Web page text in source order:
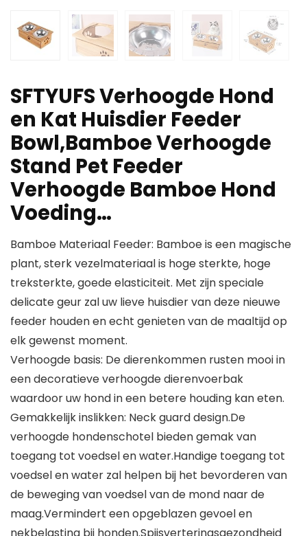
SFTYUFS Verhoogde Hond
en Kat Huisdier Feeder
Bowl,Bamboe Verhoogde
Stand Pet Feeder
Verhoogde Bamboe Hond
Voeding…
Bamboe Materiaal Feeder: Bamboe is een magische
plant, sterk vezelmateriaal is hoge sterkte, hoge
treksterkte, goede elasticiteit. Met zijn speciale
delicate geur zal uw lieve huisdier van deze nieuwe
feeder houden en echt genieten van de maaltijd op
elk gewenst moment.
Verhoogde basis: De dierenkommen rusten mooi in
een decoratieve verhoogde dierenvoerbak
waardoor uw hond in een betere houding kan eten.
Gemakkelijk inslikken: Neck guard design.De
verhoogde hondenschotel bieden gemak van
toegang tot voedsel en water.Handige toegang tot
voedsel en water zal helpen bij het bevorderen van
de beweging van voedsel van de mond naar de
maag.Vermindert een opgeblazen gevoel en